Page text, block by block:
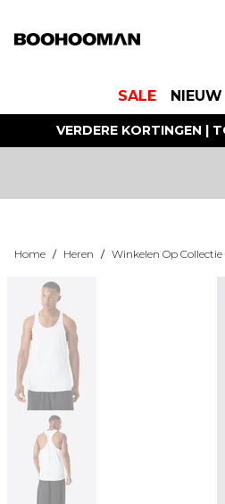
SALE NIEUW
VERDERE KORTINGEN |
Home / Heren / Winkelen Op Collectie